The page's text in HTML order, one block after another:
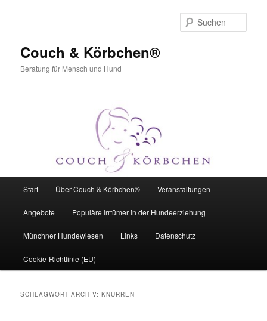
Couch & Körbchen®
Beratung für Mensch und Hund
Start Über Couch & Körbchen® Veranstaltungen
Angebote Populäre Irrtümer in der Hundeerziehung
Münchner Hundewiesen Links Datenschutz
Cookie-Richtlinie (EU)
SCHLAGWORT-ARCHIV:KNURREN